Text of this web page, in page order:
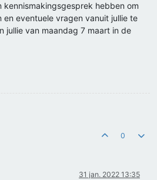
kennismakingsgesprek hebben om
en eventuele vragen vanuit jullie te
jullie van maandag 7 maart in de
0
31 jan. 2022 13:35